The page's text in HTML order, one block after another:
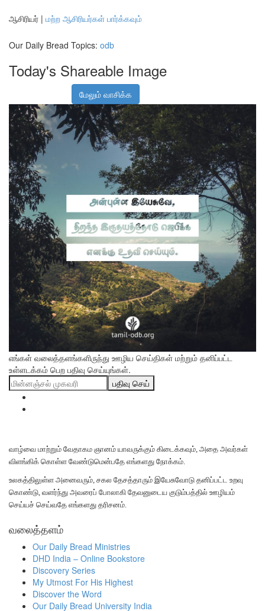
ஆசிரியர் | மற்ற ஆசிரியர்கள் பார்க்கவும்
Our Daily Bread Topics: odb
Today's Shareable Image
மேலும் வாசிக்க
எங்கள் வலைத்தளங்களிருந்து ஊழிய செய்திகள் மற்றும் தனிப்பட்ட
உள்ளடக்கம் பெற பதிவு செய்யுங்கள்.
பதிவு செய்
வாழ்வை மாற்றும் வேதாகம ஞானம் யாவருக்கும் கிடைக்கவும், அதை அவர்கள்
விளங்கிக் கொள்ள வேண்டுமென்பதே எங்களது நோக்கம்.
உலகத்திலுள்ள அனைவரும், சகல தேசத்தாரும் இயேசுவோடு தனிப்பட்ட உறவு
கொண்டு, வளர்ந்து அவரைப் போலாகி தேவனுடைய குடும்பத்தில் ஊழியம்
செய்யச் செய்வதே எங்களது தரிசனம்.
வலைத்தளம்
Our Daily Bread Ministries
DHD India – Online Bookstore
Discovery Series
My Utmost For His Highest
Discover the Word
Our Daily Bread University India